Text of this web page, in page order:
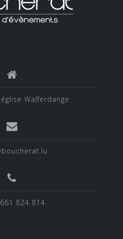
Walferdange
824 814